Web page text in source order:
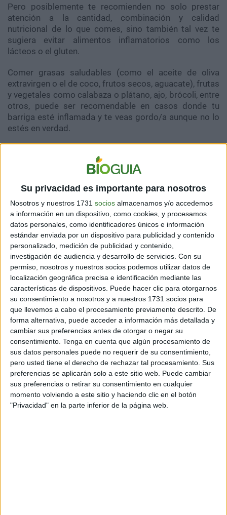
Su privacidad es importante para nosotros
Nosotros y nuestros 1731 socios almacenamos y/o accedemos
a información en un dispositivo, como cookies, y procesamos
datos personales, como identificadores únicos e información
estándar enviada por un dispositivo para publicidad y contenido
personalizado, medición de publicidad y contenido,
investigación de audiencia y desarrollo de servicios. Con su
permiso, nosotros y nuestros socios podemos utilizar datos de
localización geográfica precisa e identificación mediante las
características de dispositivos. Puede hacer clic para otorgarnos
su consentimiento a nosotros y a nuestros 1731 socios para
que llevemos a cabo el procesamiento previamente descrito. De
forma alternativa, puede acceder a información más detallada y
cambiar sus preferencias antes de otorgar o negar su
consentimiento. Tenga en cuenta que algún procesamiento de
sus datos personales puede no requerir de su consentimiento,
pero usted tiene el derecho de rechazar tal procesamiento. Sus
preferencias se aplicarán solo a este sitio web. Puede cambiar
sus preferencias o retirar su consentimiento en cualquier
momento volviendo a este sitio y haciendo clic en el botón
"Privacidad" en la parte inferior de la página web.
Pero posiblemente te recomienden no solo prestar
atención a la cantidad, combinación y calidad
nutricional de lo que comes, sino también tal vez te
sugiera evitar alimentos inflamatorios como los
lácteos o el gluten.
Comer grasas saludables (como el aceite de oliva
extravirgen o el de coco, frutos secos, aguacate), frutas
y vegetales como calabaza o plátano, ajo, brócoli, entre
otros, puede ser recomendable en casos donde tu
barriga esté inflamada y te veas gordo/a aunque no lo
estés en verdad.
negativas al gluten y qué las causa